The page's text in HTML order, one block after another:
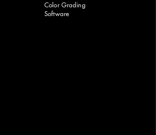
Color Grading
Software